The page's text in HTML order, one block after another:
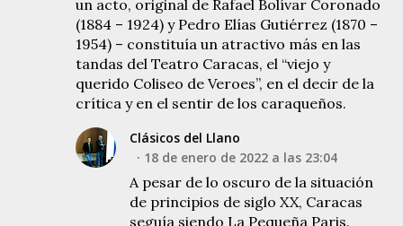
un acto, original de Rafael Bolívar Coronado
(1884 – 1924) y Pedro Elías Gutiérrez (1870 –
1954) – constituía un atractivo más en las
tandas del Teatro Caracas, el “viejo y
querido Coliseo de Veroes”, en el decir de la
crítica y en el sentir de los caraqueños.
Clásicos del Llano
18 de enero de 2022 a las 23:04
A pesar de lo oscuro de la situación
de principios de siglo XX, Caracas
seguía siendo La Pequeña Paris.